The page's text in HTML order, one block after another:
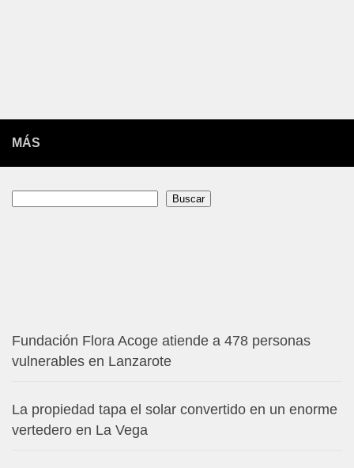
MÁS
Buscar
Fundación Flora Acoge atiende a 478 personas
vulnerables en Lanzarote
La propiedad tapa el solar convertido en un enorme
vertedero en La Vega